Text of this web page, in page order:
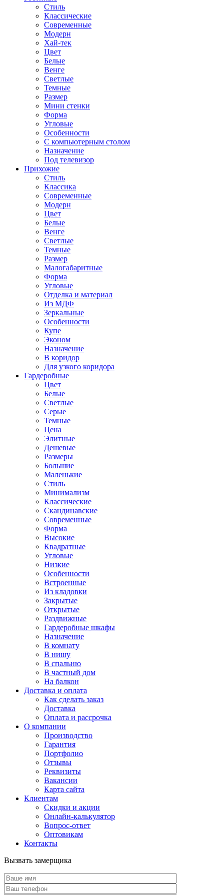
Стиль
Классические
Современные
Модерн
Хай-тек
Цвет
Белые
Венге
Светлые
Темные
Размер
Мини стенки
Форма
Угловые
Особенности
С компьютерным столом
Назначение
Под телевизор
Прихожие
Стиль
Классика
Современные
Модерн
Цвет
Белые
Венге
Светлые
Темные
Размер
Малогабаритные
Форма
Угловые
Отделка и материал
Из МДФ
Зеркальные
Особенности
Купе
Эконом
Назначение
В коридор
Для узкого коридора
Гардеробные
Цвет
Белые
Светлые
Серые
Темные
Цена
Элитные
Дешевые
Размеры
Большие
Маленькие
Стиль
Минимализм
Классические
Скандинавские
Современные
Форма
Высокие
Квадратные
Угловые
Низкие
Особенности
Встроенные
Из кладовки
Закрытые
Открытые
Раздвижные
Гардеробные шкафы
Назначение
В комнату
В нишу
В спальню
В частный дом
На балкон
Доставка и оплата
Как сделать заказ
Доставка
Оплата и рассрочка
О компании
Производство
Гарантия
Портфолио
Отзывы
Реквизиты
Вакансии
Карта сайта
Клиентам
Скидки и акции
Онлайн-калькулятор
Вопрос-ответ
Оптовикам
Контакты
Вызвать замерщика